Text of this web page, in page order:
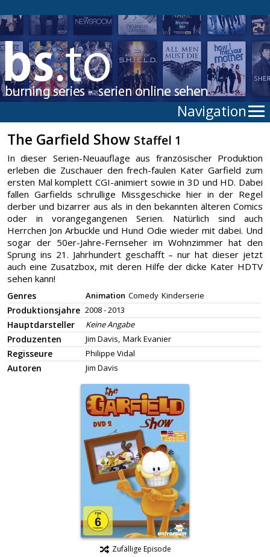
Navigation
The Garfield Show Staffel 1
In dieser Serien-Neuauflage aus französischer Produktion
erleben die Zuschauer den frech-faulen Kater Garfield zum
ersten Mal komplett CGI-animiert sowie in 3D und HD. Dabei
fallen Garfields schrullige Missgeschicke hier in der Regel
derber und bizarrer aus als in den bekannten älteren Comics
oder in vorangegangenen Serien. Natürlich sind auch
Herrchen Jon Arbuckle und Hund Odie wieder mit dabei. Und
sogar der 50er-Jahre-Fernseher im Wohnzimmer hat den
Sprung ins 21. Jahrhundert geschafft – nur hat dieser jetzt
auch eine Zusatzbox, mit deren Hilfe der dicke Kater HDTV
sehen kann!
Genres Animation Comedy Kinderserie
Produktionsjahre 2008 - 2013
Hauptdarsteller Keine Angabe
Produzenten Jim Davis, Mark Evanier
Regisseure Philippe Vidal
Autoren Jim Davis
Zufällige Episode